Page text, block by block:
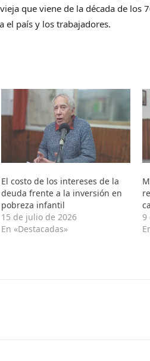
que viene de la década de los
el país y los trabajadores.
El costo de los intereses de la
deuda frente a la inversión en
pobreza infantil
15 de julio de 2026
En «Destacadas»
9